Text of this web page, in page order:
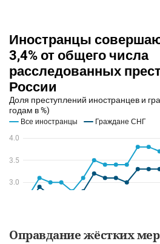
Оправдание жёстких мер